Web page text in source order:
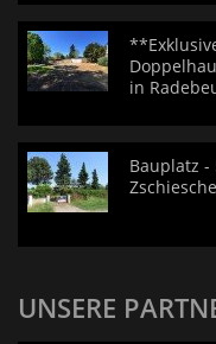
in
Bauplatz -
UNSERE